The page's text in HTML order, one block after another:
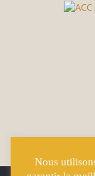
ACC
Nous